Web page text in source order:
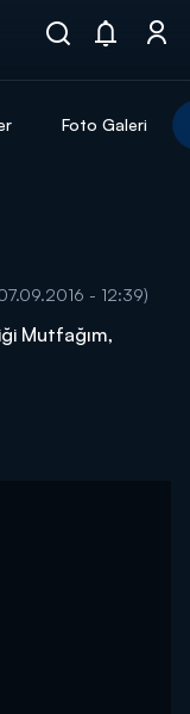
Foto Galeri
- 12:39)
Mutfağım,